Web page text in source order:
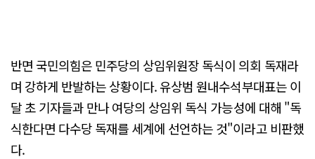
반면 국민의힘은 민주당의 상임위원장 독식이 의회 독재라
며 강하게 반발하는 상황이다. 유상범 원내수석부대표는 이
달 초 기자들과 만나 여당의 상임위 독식 가능성에 대해 "독
식한다면 다수당 독재를 세계에 선언하는 것"이라고 비판했
다.